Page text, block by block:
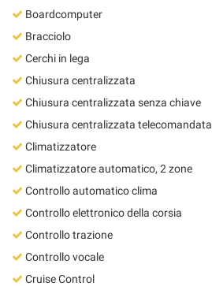
Boardcomputer
Bracciolo
Cerchi in lega
Chiusura centralizzata
Chiusura centralizzata senza chiave
Chiusura centralizzata telecomandata
Climatizzatore
Climatizzatore automatico, 2 zone
Controllo automatico clima
Controllo elettronico della corsia
Controllo trazione
Controllo vocale
Cruise Control